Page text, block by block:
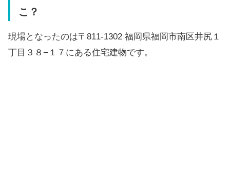
こ？
現場となったのは〒811-1302 福岡県福岡市南区井尻１
丁目３８−１７にある住宅建物です。